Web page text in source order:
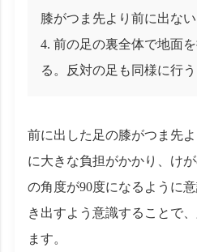
膝がつま先より前に出な
前の足の裏全体で地面
る。反対の足も同様に行う
前に出した足の膝がつま先
に大きな負担がかかり、け
の角度が90度になるように
き出すよう意識することで
ます。